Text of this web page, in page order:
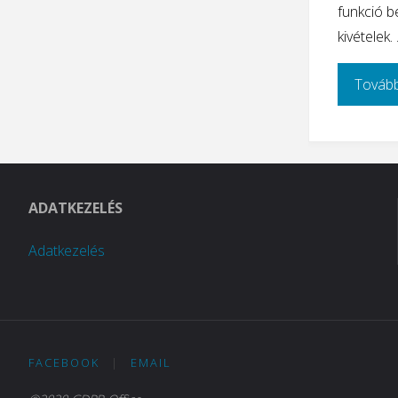
funkció
kivételek.
ADATKEZELÉS
Adatkezelés
FACEBOOK | EMAIL